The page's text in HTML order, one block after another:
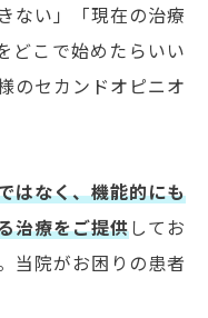
ない」「現在の治療
どこで始めたらいい
のセカンドオピニオ
はなく、機能的にも
治療をご提供してお
当院がお困りの患者